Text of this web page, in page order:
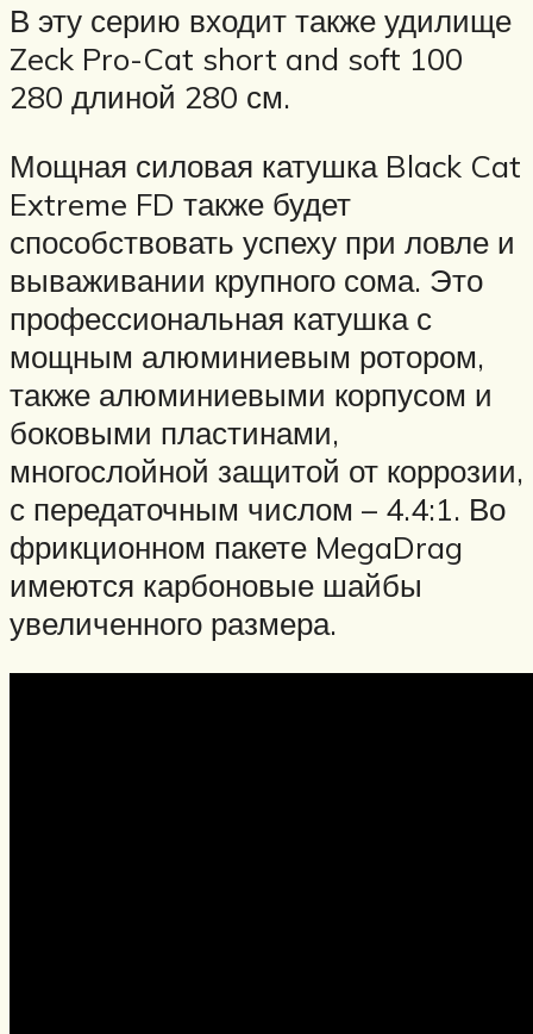
В эту серию входит также удилище
Zeck Pro-Cat short and soft 100
280 длиной 280 см.
Мощная силовая катушка Black Cat
Extreme FD также будет
способствовать успеху при ловле и
вываживании крупного сома. Это
профессиональная катушка с
мощным алюминиевым ротором,
также алюминиевыми корпусом и
боковыми пластинами,
многослойной защитой от коррозии,
с передаточным числом – 4.4:1. Во
фрикционном пакете MegaDrag
имеются карбоновые шайбы
увеличенного размера.